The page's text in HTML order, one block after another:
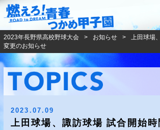
燃えろ!
2023年長野県高校野球大会 お知らせ
上田球場
変更のお知らせ
2023.07.09
上田球場、諏訪球場 試合開始